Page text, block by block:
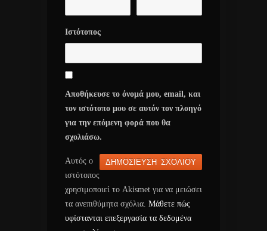
Ιστότοπος
Αποθήκευσε το όνομά μου, email, και
τον ιστότοπο μου σε αυτόν τον πλοηγό
για την επόμενη φορά που θα
σχολιάσω.
Αυτός ο
ιστότοπος
χρησιμοποιεί το Akismet για να μειώσει
τα ανεπιθύμητα σχόλια. Μάθετε πώς
υφίστανται επεξεργασία τα δεδομένα